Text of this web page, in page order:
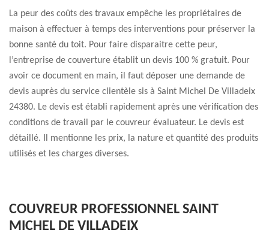
La peur des coûts des travaux empêche les propriétaires de
maison à effectuer à temps des interventions pour préserver la
bonne santé du toit. Pour faire disparaitre cette peur,
l’entreprise de couverture établit un devis 100 % gratuit. Pour
avoir ce document en main, il faut déposer une demande de
devis auprès du service clientèle sis à Saint Michel De Villadeix
24380. Le devis est établi rapidement après une vérification des
conditions de travail par le couvreur évaluateur. Le devis est
détaillé. Il mentionne les prix, la nature et quantité des produits
utilisés et les charges diverses.
COUVREUR PROFESSIONNEL SAINT
MICHEL DE VILLADEIX